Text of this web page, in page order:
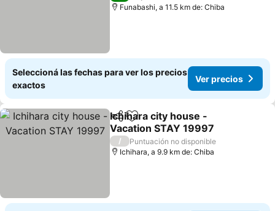
Funabashi, a 11.5 km de: Chiba
Seleccioná las fechas para ver los precios
exactos
Ver precios
CompartirAñadir a favoritos
Ichihara city house -
Vacation STAY 19997
/
Puntuación no disponible
Ichihara, a 9.9 km de: Chiba